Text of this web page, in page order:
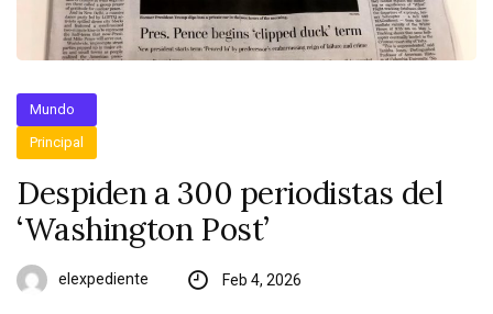
Mundo
Principal
Despiden a 300 periodistas del
‘Washington Post’
elexpediente Feb 4, 2026